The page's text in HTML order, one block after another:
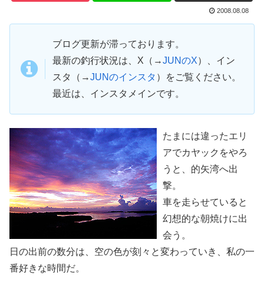
2008.08.08
ブログ更新が滞っております。
最新の釣行状況は、X（→JUNのX）、イン
スタ（→JUNのインスタ ）をご覧ください。
最近は、インスタメインです。
たまには違ったエリ
アでカヤックをやろ
うと、的矢湾へ出
撃。
車を走らせていると
幻想的な朝焼けに出
会う。
日の出前の数分は、空の色が刻々と変わっていき、私の一
番好きな時間だ。